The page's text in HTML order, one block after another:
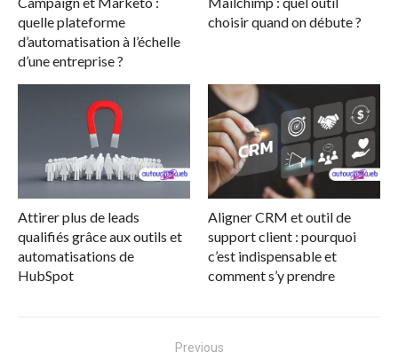
quelle plateforme
d’automatisation à l’échelle
d’une entreprise ?
choisir quand on débute ?
Attirer plus de leads
qualifiés grâce aux outils et
automatisations de
HubSpot
Aligner CRM et outil de
support client : pourquoi
c’est indispensable et
comment s’y prendre
Previous